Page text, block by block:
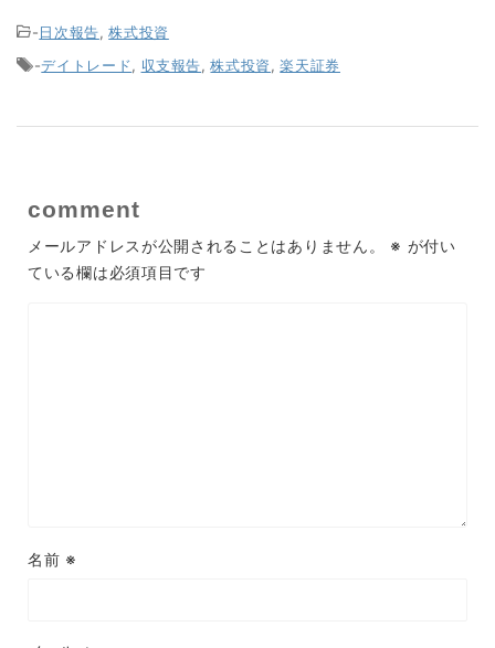
-日次報告,株式投資
-デイトレード, 収支報告,株式投資,楽天証券
comment
メールアドレスが公開されることはありません。 ※ が付い
ている欄は必須項目です
名前 ※